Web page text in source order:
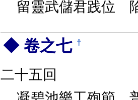
留靈武儲君践位
卷之七 †
二十五回